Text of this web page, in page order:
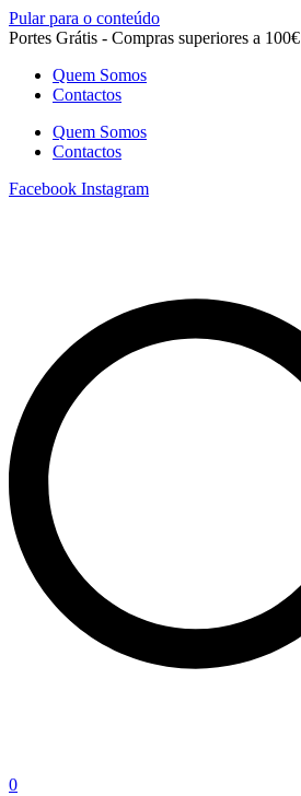
Pular para o conteúdo
Portes Grátis - Compras superiores a 100€
Quem Somos
Contactos
Quem Somos
Contactos
Facebook Instagram
0